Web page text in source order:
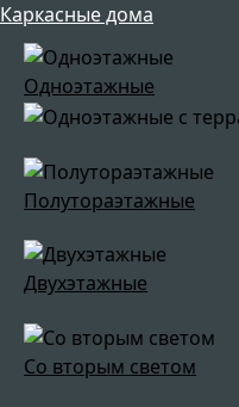
Каркасные дома
Одноэтажные
Полутораэтажные
Двухэтажные
Со вторым светом